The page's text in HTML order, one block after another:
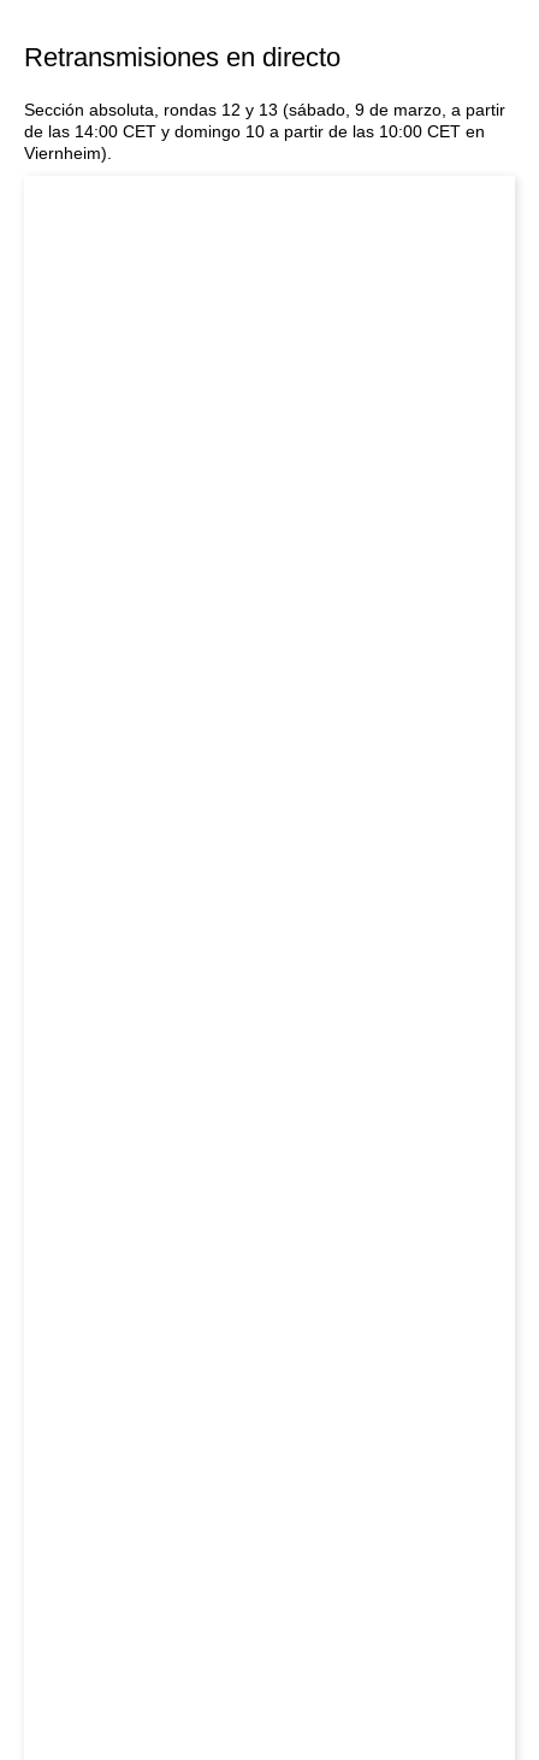
Retransmisiones en directo
Sección absoluta, rondas 12 y 13 (sábado, 9 de marzo, a partir
de las 14:00 CET y domingo 10 a partir de las 10:00 CET en
Viernheim).